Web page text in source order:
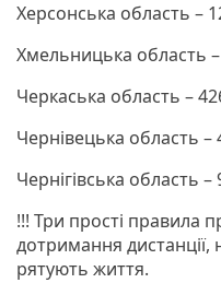
Херсонська область –
Хмельницька область
Черкаська область –
Чернівецька область –
Чернігівська область –
!!! Три прості правила
дотримання дистанції,
рятують життя.